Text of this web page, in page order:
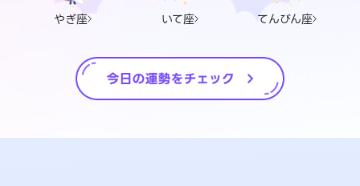
やぎ座 いて座 てんびん座